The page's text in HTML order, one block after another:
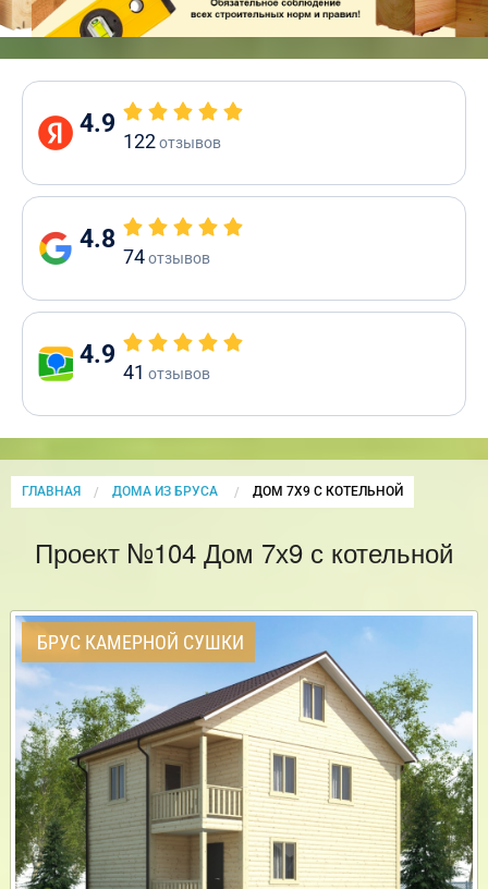
4.9
122отзывов
4.8
74отзывов
4.9
41 отзывов
ГЛАВНАЯ ДОМА ИЗ БРУСА CURRENT:
ДОМ 7Х9 С КОТЕЛЬНОЙ
Проект №104 Дом 7х9 с котельной
БРУС КАМЕРНОЙ СУШКИ